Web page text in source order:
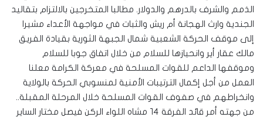
الذمم والشرف بالدرهم والدولار. مطالبا المتخرجين بالالتزام بتقاليد
الجندية وارث الهجانة أم ريش والثبات في مواجهة الأعداء مشيرا
إلى موقف الحركة الشعبية شمال الجبهة الثورية بقيادة الفريق
مالك عقار أير وانحيازها للسلام من خلال اتفاق جوبا للسلام
وموقفها الداعم للقوات المسلحة في معركة الكرامة معلنا
العمل من أجل إكمال الترتيبات الأمنية لمنسوبي الحركة بالولاية
وانخراطهم في صفوف القوات المسلحة خلال المرحلة المقبلة..
من جهته أمر قائد الفرقة ١٤ مشاه اللواء الركن فيصل مختار الساير